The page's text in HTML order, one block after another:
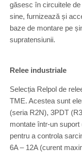
găsesc în circuitele
sine, furnizează și
baze de montare pe
supratensiunii.
Relee industriale
Selecția Relpol de
TME. Acestea sunt
(seria R2N), 3PDT
montate într-un
pentru a controla
6A – 12A (curent